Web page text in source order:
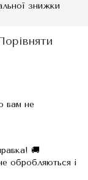
знижки
вам не
🚚
обробляються і